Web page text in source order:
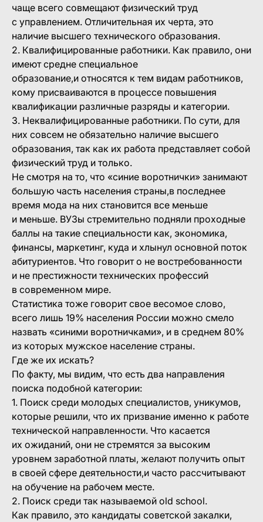
чаще всего совмещают физический труд
с управлением. Отличительная их черта, это
наличие высшего технического образования.
2. Квалифицированные работники. Как правило, они
имеют средне специальное
образование,и относятся к тем видам работников,
кому присваиваются в процессе повышения
квалификации различные разряды и категории.
3. Неквалифицированные работники. По сути, для
них совсем не обязательно наличие высшего
образования, так как их работа представляет собой
физический труд и только.
Не смотря на то, что «синие воротнички» занимают
большую часть населения страны,в последнее
время мода на них становится все меньше
и меньше. ВУЗы стремительно подняли проходные
баллы на такие специальности как, экономика,
финансы, маркетинг, куда и хлынул основной поток
абитуриентов. Что говорит о не востребованности
и не престижности технических профессий
в современном мире.
Статистика тоже говорит свое весомое слово,
всего лишь 19% населения России можно смело
назвать «синими воротничками», и в среднем 80%
из которых мужское население страны.
Где же их искать?
По факту, мы видим, что есть два направления
поиска подобной категории:
1. Поиск среди молодых специалистов, уникумов,
которые решили, что их призвание именно к работе
технической направленности. Что касается
их ожиданий, они не стремятся за высоким
уровнем заработной платы, желают получить опыт
в своей сфере деятельности,и часто рассчитывают
на обучение на рабочем месте.
2. Поиск среди так называемой old school.
Как правило, это кандидаты советской закалки,